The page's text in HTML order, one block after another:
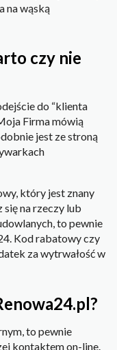
na wąską
czy nie
do “klienta
Firma mówią
jest ze stroną
który jest znany
się na rzeczy lub
to pewnie
Kod rabatowy czy
za wytrwałość w
to pewnie
kontaktem on-line.